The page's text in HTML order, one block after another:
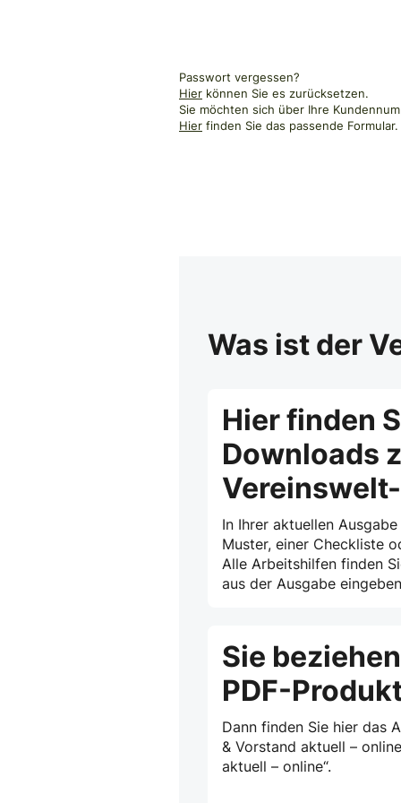
Passwort vergessen?
Hier können Sie es zurücksetzen.
Sie möchten sich über Ihre
Hier finden Sie das passende Formular.
Was ist der
Hier finden
Downloads
In Ihrer aktuellen
Muster, einer Checkliste
Alle Arbeitshilfen finden
aus der Ausgabe
Sie
PDF-
Dann finden Sie hier das
& Vorstand aktuell –
aktuell – online“.